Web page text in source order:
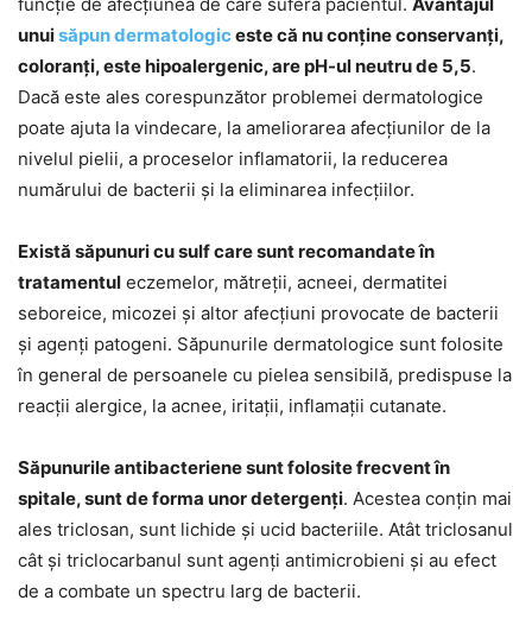
unuisăpun dermatologic este că nu conține conservanți,
coloranți, este hipoalergenic, are pH-ul neutru de 5,5.
Dacă este ales corespunzător problemei dermatologice
poate ajuta la vindecare, la ameliorarea afecțiunilor de la
nivelul pielii, a proceselor inflamatorii, la reducerea
numărului de bacterii și la eliminarea infecțiilor.
Există săpunuri cu sulf care sunt recomandate în
tratamentul eczemelor, mătreții, acneei, dermatitei
seboreice, micozei și altor afecțiuni provocate de bacterii
și agenți patogeni. Săpunurile dermatologice sunt folosite
în general de persoanele cu pielea sensibilă, predispuse la
reacții alergice, la acnee, iritații, inflamații cutanate.
Săpunurile antibacteriene sunt folosite frecvent în
spitale, sunt de forma unor detergenți. Acestea conțin mai
ales triclosan, sunt lichide și ucid bacteriile. Atât triclosanul
cât și triclocarbanul sunt agenți antimicrobieni și au efect
de a combate un spectru larg de bacterii.